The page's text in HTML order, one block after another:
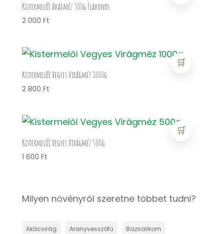
Kistermelői Akácméz 500g Flakonos
2 000 Ft
🛒
Kistermelői Vegyes Virágméz 1000g
2 800 Ft
🛒
Kistermelői Vegyes Virágméz 500g
1 600 Ft
Milyen növényről szeretne többet tudni?
Akácvirág Aranyvesszőfű Bazsalikom